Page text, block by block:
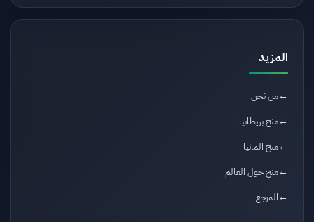
المزيد
من نحن
منح بريطانيا
منح المانيا
منح حول العالم
المرجع